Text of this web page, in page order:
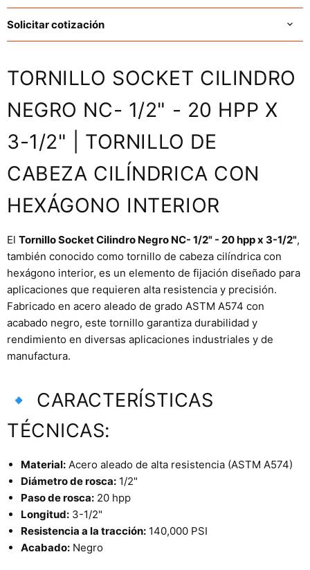
Solicitar cotización
TORNILLO SOCKET CILINDRO
NEGRO NC- 1/2" - 20 HPP X
3-1/2" | TORNILLO DE
CABEZA CILÍNDRICA CON
HEXÁGONO INTERIOR
El Tornillo Socket Cilindro Negro NC- 1/2" - 20 hpp x 3-1/2",
también conocido como tornillo de cabeza cilíndrica con
hexágono interior, es un elemento de fijación diseñado para
aplicaciones que requieren alta resistencia y precisión.
Fabricado en acero aleado de grado ASTM A574 con
acabado negro, este tornillo garantiza durabilidad y
rendimiento en diversas aplicaciones industriales y de
manufactura.
🔹 CARACTERÍSTICAS
TÉCNICAS:
Material: Acero aleado de alta resistencia (ASTM A574)
Diámetro de rosca: 1/2"
Paso de rosca: 20 hpp
Longitud: 3-1/2"
Resistencia a la tracción: 140,000 PSI
Acabado: Negro